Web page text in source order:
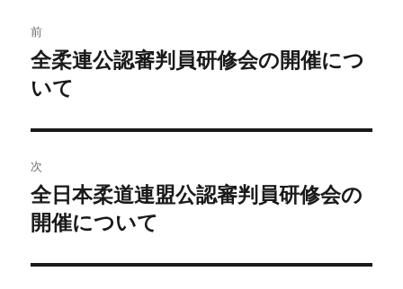
稿
ナ
ビ
ゲ
ー
シ
前
前
の
稿:
全柔連公認審判員研修会の開催につ
いて
次
次
の
稿:
全日本柔道連盟公認審判員研修会の
開催について